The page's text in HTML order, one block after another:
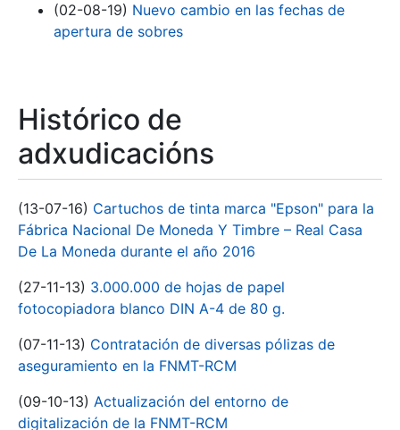
(02-08-19) Nuevo cambio en las fechas de
apertura de sobres
Histórico de
adxudicacións
(13-07-16) Cartuchos de tinta marca "Epson" para la
Fábrica Nacional De Moneda Y Timbre – Real Casa
De La Moneda durante el año 2016
(27-11-13) 3.000.000 de hojas de papel
fotocopiadora blanco DIN A-4 de 80 g.
(07-11-13) Contratación de diversas pólizas de
aseguramiento en la FNMT-RCM
(09-10-13) Actualización del entorno de
digitalización de la FNMT-RCM